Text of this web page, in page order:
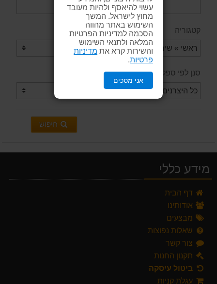
עשוי להיאסף ולהיות מעובד
מחוץ לישראל. המשך
השימוש באתר מהווה
הסכמה למדיניות הפרטיות
המלאה ולתנאי השימוש
והשירות קרא את מדיניות
פרטיות
אני מסכים
קטגוריה
סנן לפי ספק / יצרן
חיפוש
מידע כללי
דף הבית
אודותינו
מבצעים
שאלות נפוצות
צור קשר
תקנון החנות
ביטול עיסקה
עגלת קניות